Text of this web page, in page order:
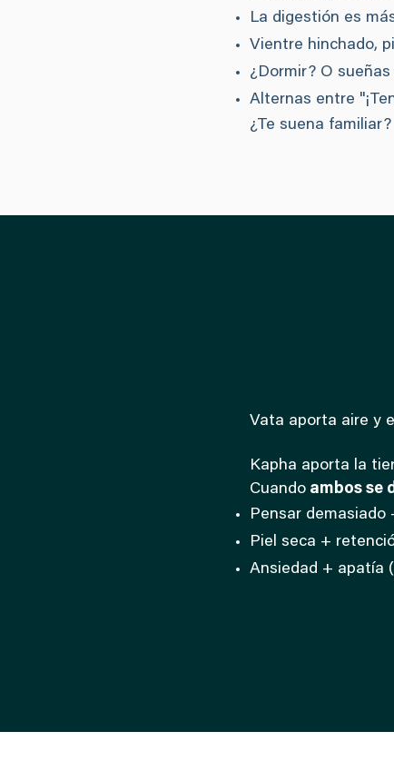
La digestión es
Vientre hinchado,
¿Dormir? O
Alternas entre
¿Te suena familiar?
Vata aporta aire y
Kapha aporta la
Cuando ambos se
Pensar demasiado
Piel seca +
Ansiedad + apatía